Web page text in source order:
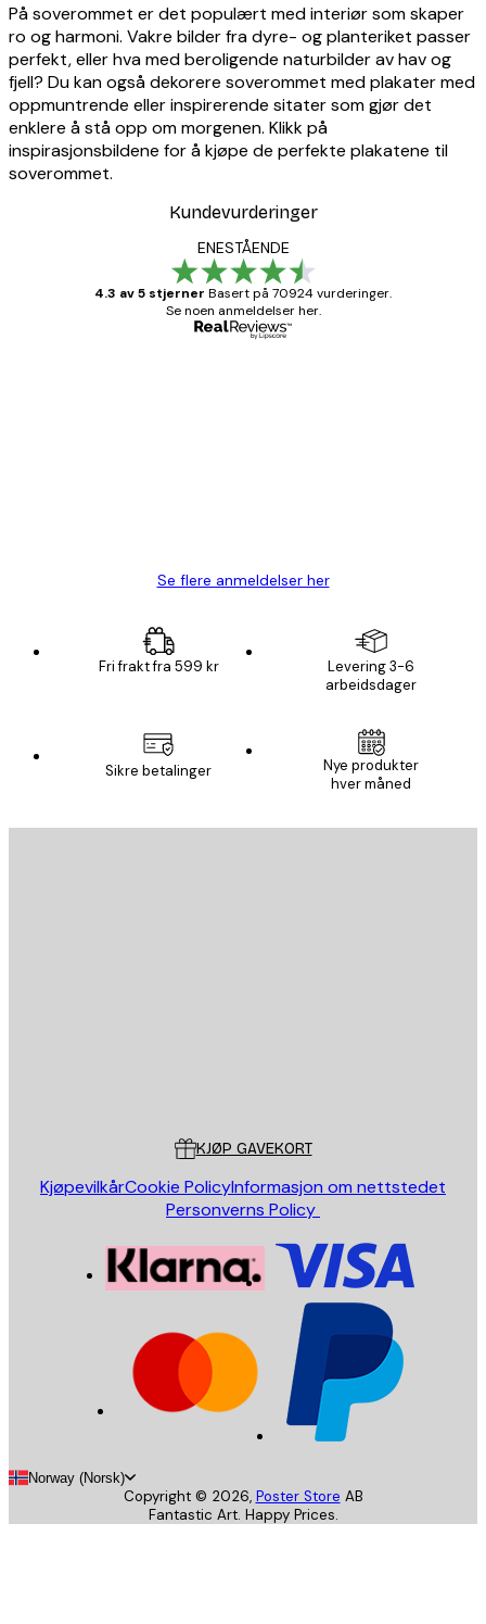
På soverommet er det populært med interiør som skaper
ro og harmoni. Vakre bilder fra dyre- og planteriket passer
perfekt, eller hva med beroligende naturbilder av hav og
fjell? Du kan også dekorere soverommet med plakater med
oppmuntrende eller inspirerende sitater som gjør det
enklere å stå opp om morgenen. Klikk på
inspirasjonsbildene for å kjøpe de perfekte plakatene til
soverommet.
Kundevurderinger
ENESTÅENDE
4.3 av 5 stjerner Basert på 70924 vurderinger.
Se noen anmeldelser her.
Se flere anmeldelser her
Fri frakt fra 599 kr
Levering 3-6
arbeidsdager
Sikre betalinger
Nye produkter
hver måned
KJØP GAVEKORT
KjøpevilkårCookie PolicyInformasjon om nettstedet
Personverns Policy
Norway (Norsk)
Copyright © 2026, Poster Store AB
Fantastic Art. Happy Prices.